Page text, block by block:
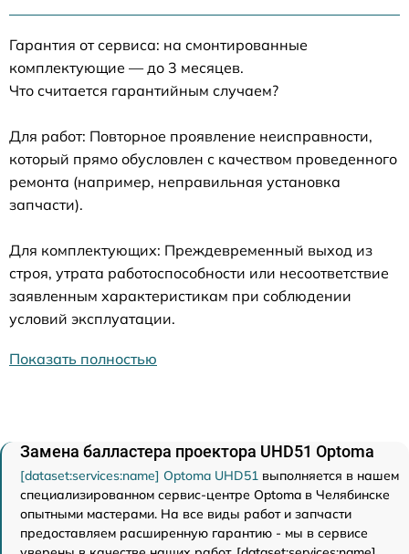
Гарантия от сервиса: на смонтированные
комплектующие — до 3 месяцев.
Что считается гарантийным случаем?
Для работ: Повторное проявление неисправности,
который прямо обусловлен с качеством проведенного
ремонта (например, неправильная установка
запчасти).
Для комплектующих: Преждевременный выход из
строя, утрата работоспособности или несоответствие
заявленным характеристикам при соблюдении
условий эксплуатации.
Показать полностью
Замена балластера проектора UHD51 Optoma
[dataset:services:name] Optoma UHD51 выполняется в нашем
специализированном сервис-центре Optoma в Челябинске
опытными мастерами. На все виды работ и запчасти
предоставляем расширенную гарантию - мы в сервисе